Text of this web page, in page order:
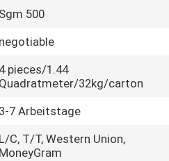
Sgm 500
negotiable
4 pieces/1.44
Quadratmeter/32kg/carton
3-7 Arbeitstage
L/C, T/T, Western Union,
MoneyGram